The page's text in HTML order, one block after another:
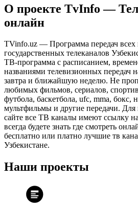
О проекте TvInfo —
онлайн
TVinfo.uz — Программа передач всех
государственных телеканалов
ТВ-программа с расписанием,
названиями телевизионных передач
завтра и ближайшую неделю. Не
любимых фильмов, сериалов,
футбола, баскетбола, ufc, mma, бокс,
мультфильмы и другие передачи. Для
сайте все ТВ каналы имеют ссылку
всегда будете знать где смотреть
бесплатно или платно лучшие тв
Узбекистане.
Наши проекты